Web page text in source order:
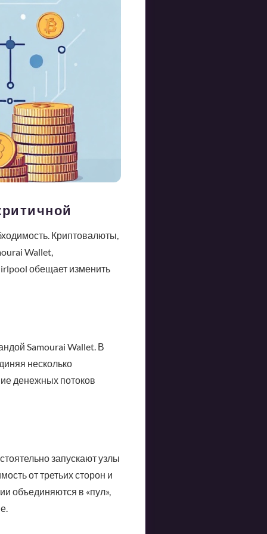
Криптовалюты,
Wallet,
обещает изменить
Samourai Wallet. В
несколько
денежных потоков
запускают узлы
от третьих сторон и
объединяются в «пул»,